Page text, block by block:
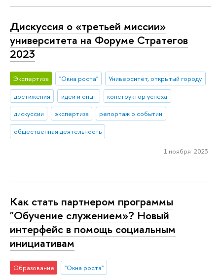
Дискуссия о «третьей миссии»
университета на Форуме Стратегов
2023
Экспертиза "Окна роста"
Университет, открытый городу
достижения
идеи и опыт
конструктор успеха
дискуссии
экспертиза
репортаж о событии
общественная деятельность
1 ноября 2023
Как стать партнером программы
"Обучение служением»? Новый
интерфейс в помощь социальным
инициативам
Образование
"Окна роста"